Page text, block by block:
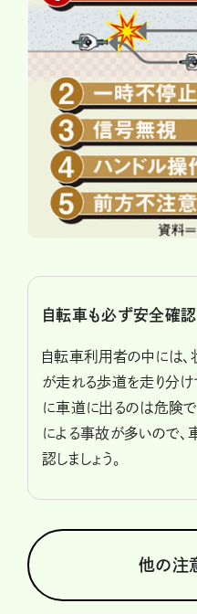
自転車も必ず安全確認
自転車利用者の中には
が走れる歩道を走り分け
に車道に出るのは危険で
による事故が多いので
認しましょう。
他の注